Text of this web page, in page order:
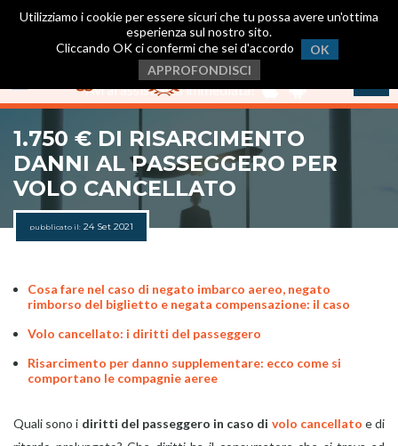
Utilizziamo i cookie per essere sicuri che tu possa avere un'ottima
esperienza sul nostro sito.
Cliccando OK ci confermi che sei d'accordo
OK
APPROFONDISCI
Scarica ora la nostra App
Avrai assistenza immediata!
1.750 € DI RISARCIMENTO
DANNI AL PASSEGGERO PER
VOLO CANCELLATO
pubblicato il: 24 Set 2021
Cosa fare nel caso di negato imbarco aereo, negato
rimborso del biglietto e negata compensazione: il caso
Volo cancellato: i diritti del passeggero
Risarcimento per danno supplementare: ecco come si
comportano le compagnie aeree
Quali sono i diritti del passeggero in caso di volo cancellato e di